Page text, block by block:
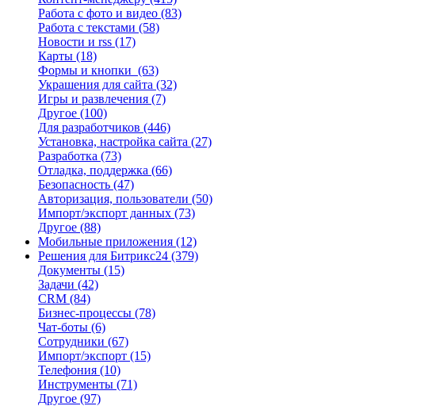
Работа с фото и видео (83)
Работа с текстами (58)
Новости и rss (17)
Карты (18)
Формы и кнопки (63)
Украшения для сайта (32)
Игры и развлечения (7)
Другое (100)
Для разработчиков (446)
Установка, настройка сайта (27)
Разработка (73)
Отладка, поддержка (66)
Безопасность (47)
Авторизация, пользователи (50)
Импорт/экспорт данных (73)
Другое (88)
Мобильные приложения (12)
Решения для Битрикс24 (379)
Документы (15)
Задачи (42)
CRM (84)
Бизнес-процессы (78)
Чат-боты (6)
Сотрудники (67)
Импорт/экспорт (15)
Телефония (10)
Инструменты (71)
Другое (97)